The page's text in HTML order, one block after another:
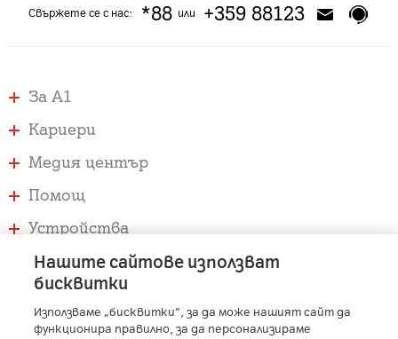
Свържете се с нас: *88или +359 88123
За А1
Кариери
Медия център
Помощ
Устройства
Услуги
A1 Austria - A1 Croatia - A1 Serbia - A1 Belarus
Нашите сайтове използват
бисквитки
Използваме „бисквитки“, за да може нашият сайт да
функционира правилно, за да персонализираме